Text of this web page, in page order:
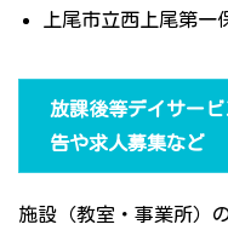
上尾市立西上尾第一
放課後等デイサー
告や求人募集など
施設（教室・事業所）